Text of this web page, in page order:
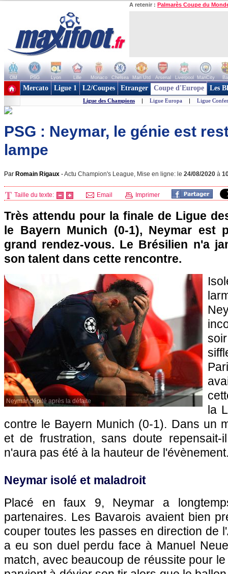
A retenir : Palmarès Coupe du
OM PSG Lyon Lille Monaco Chelsea Man Utd Arsenal Liverpool ManCity
+ de clubs
Mercato Ligue 1 L2/Coupes Etranger Coupe d'Europe Les
Ligue des Champions | Ligue Europa | Ligue
PSG : Neymar, le génie est
lampe
Par Romain Rigaux -Actu Champion's League, Mise en ligne: le 24/08/2020 à
Taille du texte: Email Imprimer
Très attendu pour la finale de Ligue
le Bayern Munich (0-1), Neymar est
grand rendez-vous. Le Brésilien n'a
son talent dans cette rencontre.
Neymar dépité après la défaite
la
contre le Bayern Munich (0-1). Dans un
et de frustration, sans doute
n'aura pas été à la hauteur de
Neymar isolé et maladroit
Placé en faux 9, Neymar a
partenaires. Les Bavarois avaient bien
couper toutes les passes en direction de
a eu son duel perdu face à Manuel
match, avec beaucoup de réussite pour